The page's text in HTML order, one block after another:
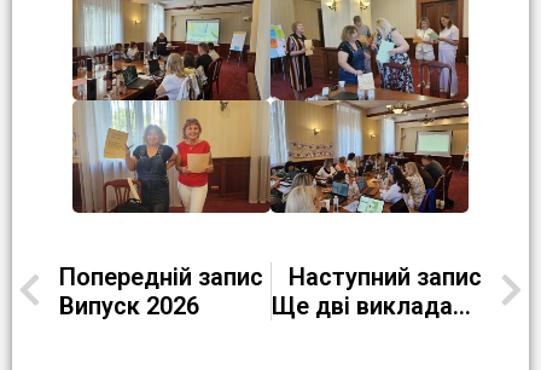
Попередній запис
Випуск 2026
Наступний запис
Ще дві викладачки РЦ ПТО №1 м. Кременчука успішно завершили навчання у міжнародному проєкті